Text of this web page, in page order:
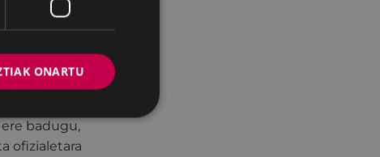
irailaren 27ra
27ra arte.
badugu,
ofizialetara
ONARTU